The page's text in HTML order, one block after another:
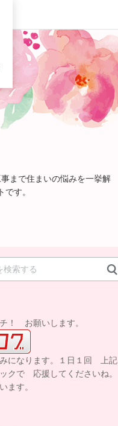
まで住まいの悩みを一挙解
す。
！ お願いします。
になります。１日１回 上記
クで 応援してくださいね。
ます。